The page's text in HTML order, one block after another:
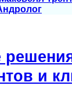
и